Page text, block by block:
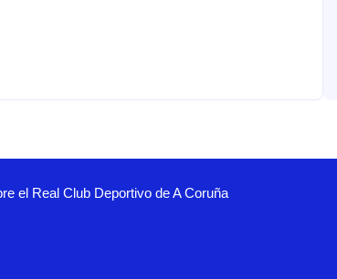
el Real Club Deportivo de A Coruña